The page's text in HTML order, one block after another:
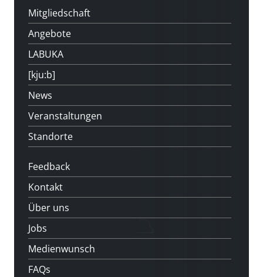
Mitgliedschaft
Angebote
LABUKA
[kju:b]
News
Veranstaltungen
Standorte
Feedback
Kontakt
Über uns
Jobs
Medienwunsch
FAQs